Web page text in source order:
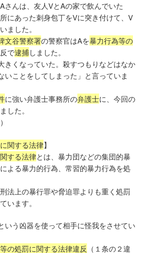
さんは、友人VとAの家で飲んでいた
にあった刺身包丁をVに突き付けて、V
ました。
文谷警察署の警察官はAを暴力行為等の
で逮捕しました。
きくなっていた。殺すつもりなどはなか
いことをしてしまった」と言っていま
に強い弁護士事務所の弁護士に、今回の
した。
関する法律】
する法律とは、暴力団などの集団的暴
よる暴力的行為、常習的暴力行為を処
法上の暴行罪や脅迫罪よりも重く処罰
います。
いう凶器を使って相手に怪我をさせてい
の処罰に関する法律違反 （１条の２違